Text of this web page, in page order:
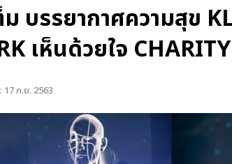
บรรยากาศความสุข
เห็นด้วยใจ
: 17 ก.ย. 2563